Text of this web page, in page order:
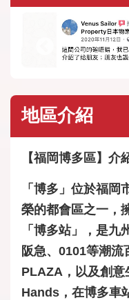
地區介紹
【福岡博多區】介
「博多」位於福
榮的都會區之一，
「博多站」，是九
阪急、0101等潮
PLAZA，以及創
Hands，在博多車